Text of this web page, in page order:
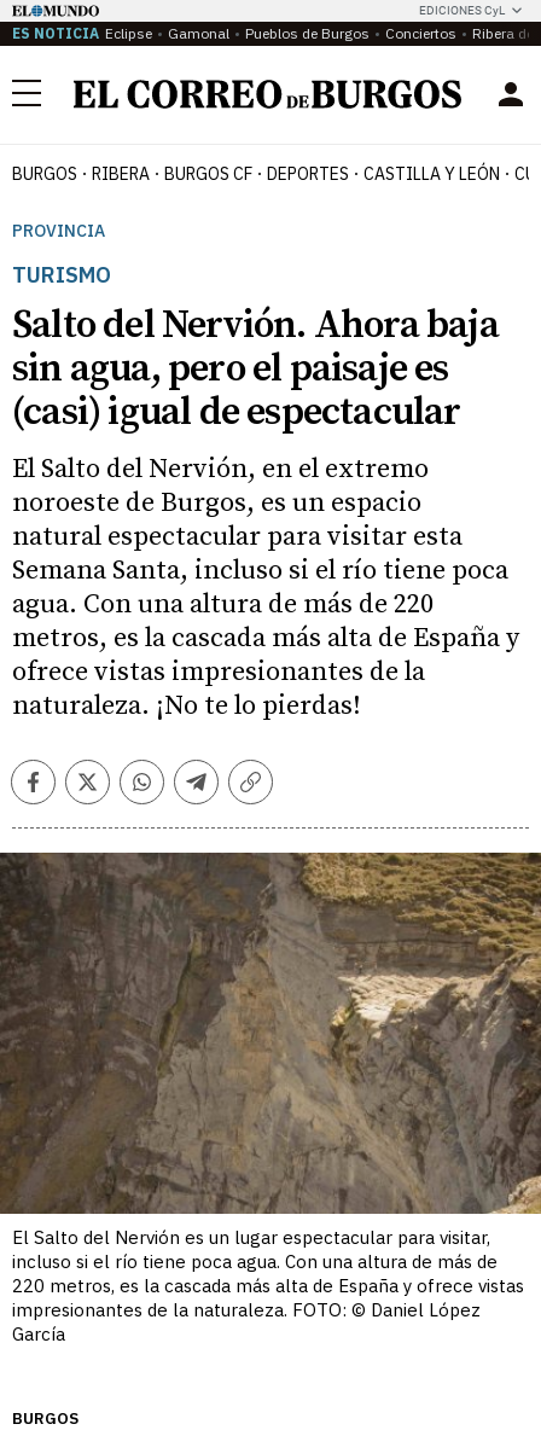
EDICIONES CyL
ES NOTICIA Eclipse Gamonal Pueblos de Burgos Conciertos Ribera del
Menú
BURGOS RIBERA BURGOS CF DEPORTES CASTILLA Y LEÓN
PROVINCIA
TURISMO
Salto del Nervión. Ahora baja
sin agua, pero el paisaje es
(casi) igual de espectacular
El Salto del Nervión, en el extremo
noroeste de Burgos, es un espacio
natural espectacular para visitar esta
Semana Santa, incluso si el río tiene poca
agua. Con una altura de más de 220
metros, es la cascada más alta de España y
ofrece vistas impresionantes de la
naturaleza. ¡No te lo pierdas!
FacebookTwitterWhatsappTelegramCopiar
El Salto del Nervión es un lugar espectacular para visitar,
incluso si el río tiene poca agua. Con una altura de más de
220 metros, es la cascada más alta de España y ofrece vistas
impresionantes de la naturaleza. FOTO: © Daniel López
García
BURGOS